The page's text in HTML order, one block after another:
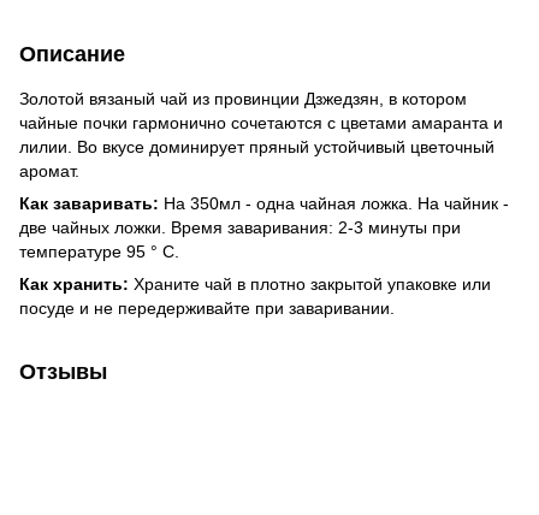
Описание
Золотой вязаный чай из провинции Дзжедзян, в котором
чайные почки гармонично сочетаются с цветами амаранта и
лилии. Во вкусе доминирует пряный устойчивый цветочный
аромат.
Как заваривать: На 350мл - одна чайная ложка. На чайник -
две чайных ложки. Время заваривания: 2-3 минуты при
температуре 95 ° C.
Как хранить: Храните чай в плотно закрытой упаковке или
посуде и не передерживайте при заваривании.
Отзывы